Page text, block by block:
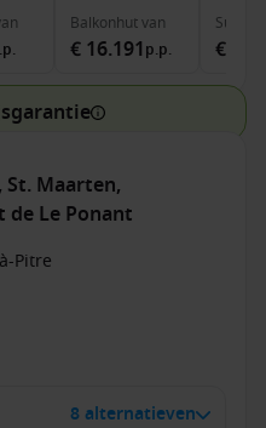
Balkonhutvan
€ 16.191 p.p.
Suite
€
Maarten,
Le Ponant
Pitre
8 alternatieven